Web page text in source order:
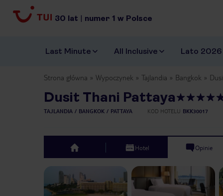
30 lat | numer 1 w Polsce
Last Minute All Inclusive Lato 2026
Strona główna Wypoczynek Tajlandia Bangkok
Dusit Thani Pattaya
TAJLANDIA BANGKOK PATTAYA KOD HOTELU BKK30017
top Hotel Opinie
Previous slide